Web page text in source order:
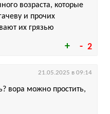
2
возраста, которые
и прочих
их грязью
вора можно простить,
21.05.2025 в 09:14